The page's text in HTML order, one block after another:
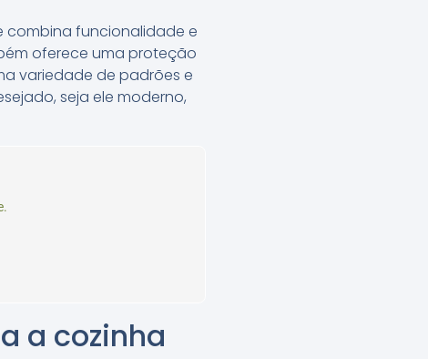
combina funcionalidade e
oferece uma proteção
variedade de padrões e
seja ele moderno,
a cozinha